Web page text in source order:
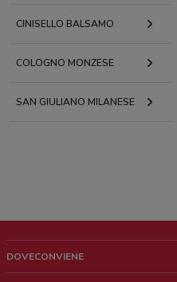
CINISELLO BALSAMO
COLOGNO MONZESE
SAN GIULIANO MILANESE
DOVECONVIENE